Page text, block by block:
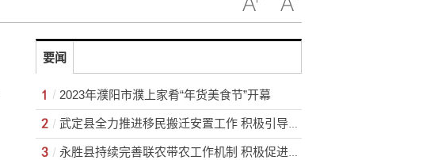
要闻
2023年濮阳市濮上家肴“年货美食节”开幕
武定县全力推进移民搬迁安置工作 积极引导移民多渠道就业
永胜县持续完善联农带农工作机制 积极促进农民收入持续增长